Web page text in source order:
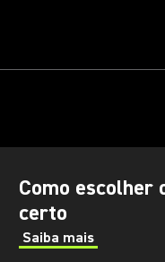
Como escolher
certo
Saiba mais